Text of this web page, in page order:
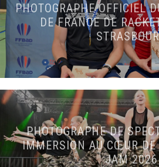
PHOTOGRAPHE OFFICIEL
DE FRANCE DE
PHOTOGRAPHE DE
IMMERSION AU CŒUR DE
JAM 2026